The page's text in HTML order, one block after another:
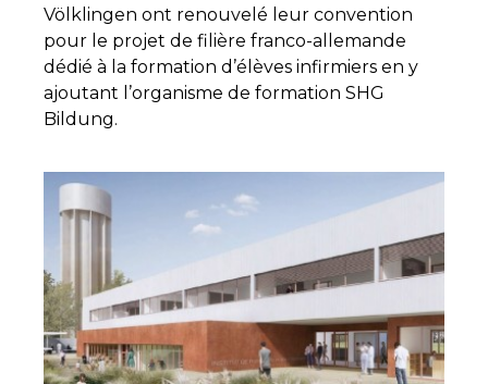
Völklingen ont renouvelé leur convention
pour le projet de filière franco-allemande
dédié à la formation d’élèves infirmiers en y
ajoutant l’organisme de formation SHG
Bildung.